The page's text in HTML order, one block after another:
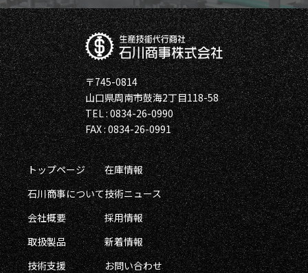
〒745-0814
山口県周南市鼓海2丁目118-58
TEL : 0834-26-0990
FAX : 0834-26-0991
トップページ
石川商事について
会社概要
取扱製品
技術支援
在庫情報
技術ニュース
採用情報
新着情報
お問い合わせ